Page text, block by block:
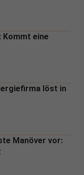
eine
löst in
Manöver vor: